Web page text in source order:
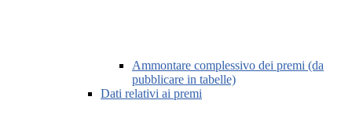
Ammontare complessivo dei premi (da
pubblicare in tabelle)
Dati relativi ai premi